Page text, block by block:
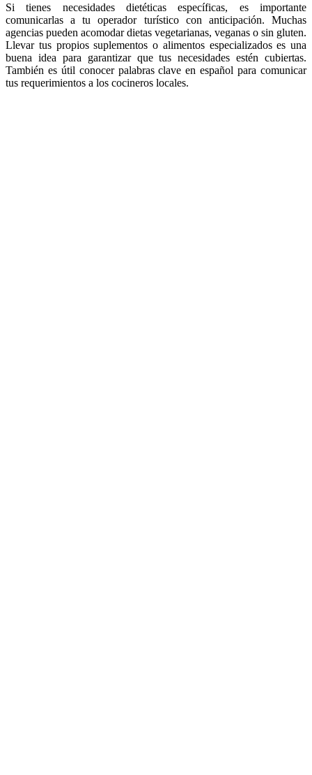
Si tienes necesidades dietéticas específicas, es importante
comunicarlas a tu operador turístico con anticipación. Muchas
agencias pueden acomodar dietas vegetarianas, veganas o sin gluten.
Llevar tus propios suplementos o alimentos especializados es una
buena idea para garantizar que tus necesidades estén cubiertas.
También es útil conocer palabras clave en español para comunicar
tus requerimientos a los cocineros locales.